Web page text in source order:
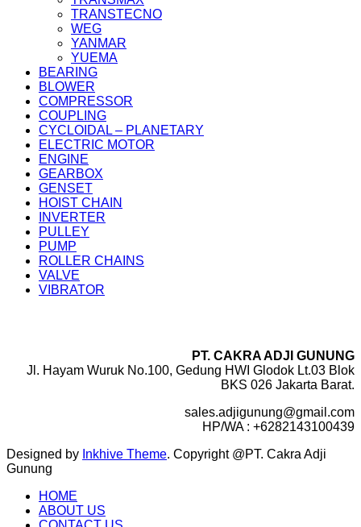
TRANSTECNO
WEG
YANMAR
YUEMA
BEARING
BLOWER
COMPRESSOR
COUPLING
CYCLOIDAL – PLANETARY
ELECTRIC MOTOR
ENGINE
GEARBOX
GENSET
HOIST CHAIN
INVERTER
PULLEY
PUMP
ROLLER CHAINS
VALVE
VIBRATOR
PT. CAKRA ADJI GUNUNG
Jl. Hayam Wuruk No.100, Gedung HWI Glodok Lt.03 Blok
BKS 026 Jakarta Barat.
sales.adjigunung@gmail.com
HP/WA : +6282143100439
Designed by Inkhive Theme. Copyright @PT. Cakra Adji
Gunung
HOME
ABOUT US